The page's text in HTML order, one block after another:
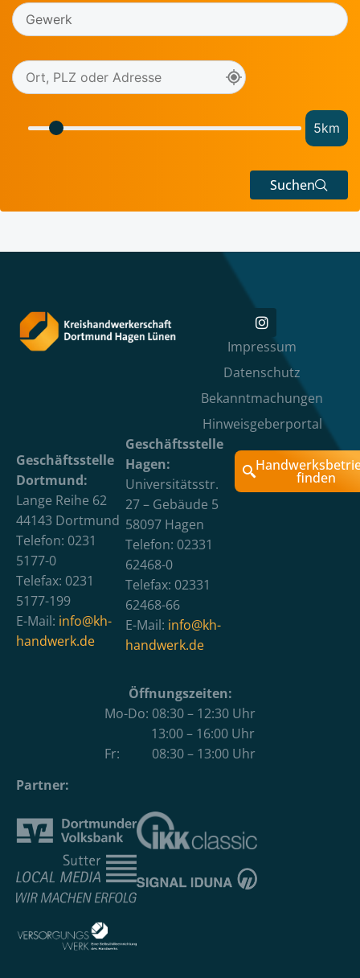
5km
Suchen
Impressum
Datenschutz
Bekanntmachungen
Hinweisgeberportal
Geschäftsstelle
Dortmund:
Lange Reihe 62
44143 Dortmund
Telefon: 0231
5177-0
Telefax: 0231
5177-199
E-Mail: info@kh-
handwerk.de
Geschäftsstelle
Hagen:
Universitätsstr.
27 – Gebäude 5
58097 Hagen
Telefon: 02331
62468-0
Telefax: 02331
62468-66
E-Mail: info@kh-
handwerk.de
finden
Öffnungszeiten:
Mo-Do: 08:30 – 12:30 Uhr
13:00 – 16:00 Uhr
Fr: 08:30 – 13:00 Uhr
Partner: